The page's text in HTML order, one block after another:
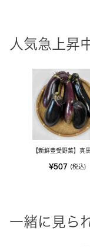
人気急上昇
【新鮮豊受野菜】真
¥507 (税込)
一緒に見ら